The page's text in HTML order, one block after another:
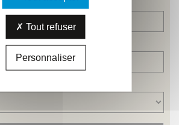
Tout refuser
Personnaliser